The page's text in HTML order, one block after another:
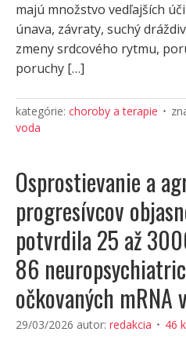
majú množstvo vedľajších
únava, závraty, suchý
zmeny srdcového rytmu,
poruchy […]
kategórie: choroby a terapie
voda
Osprostievanie a
progresívcov
potvrdila 25 až
86
očkovaných mRNA
29/03/2026 autor: redakcia 46